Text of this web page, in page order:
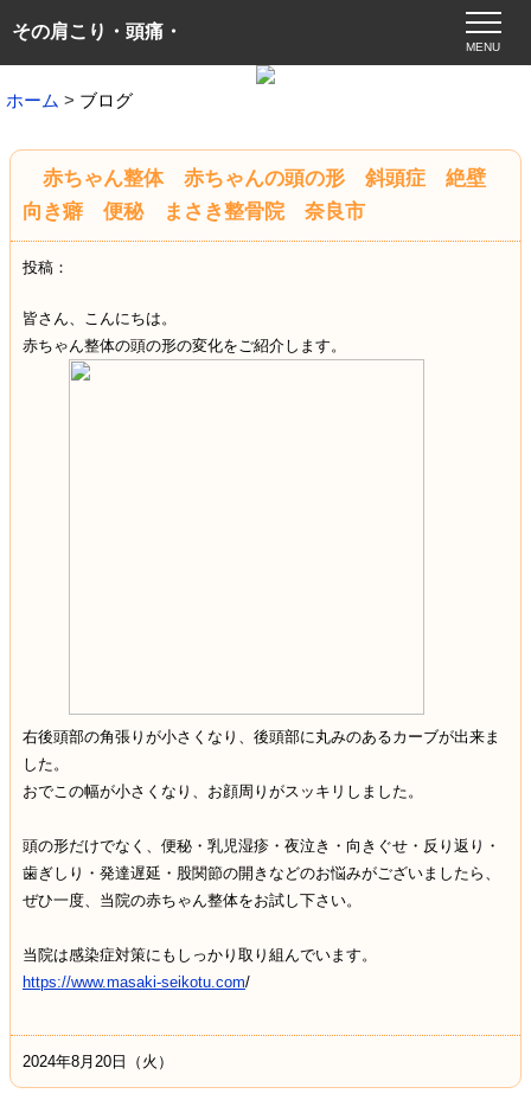
その肩こり・頭痛・
MENU
ホーム ブログ
赤ちゃん整体 赤ちゃんの頭の形 斜頭症 絶壁
向き癖 便秘 まさき整骨院 奈良市
投稿：
皆さん、こんにちは。
赤ちゃん整体の頭の形の変化をご紹介します。
右後頭部の角張りが小さくなり、後頭部に丸みのあるカーブが出来ま
した。
おでこの幅が小さくなり、お顔周りがスッキリしました。
頭の形だけでなく、便秘・乳児湿疹・夜泣き・向きぐせ・反り返り・
歯ぎしり・発達遅延・股関節の開きなどのお悩みがございましたら、
ぜひ一度、当院の赤ちゃん整体をお試し下さい。
当院は感染症対策にもしっかり取り組んでいます。
https://www.masaki-seikotu.com/
2024年8月20日（火）